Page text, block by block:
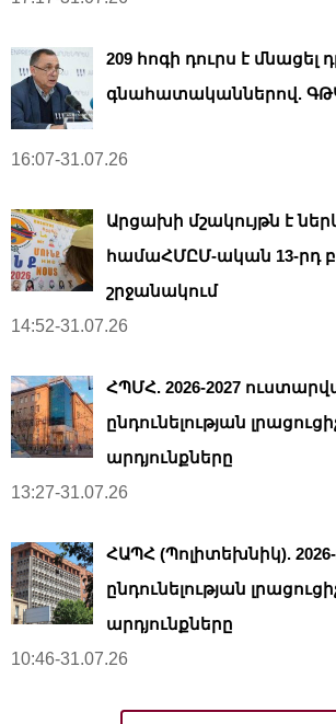
209 հոգի դուրս է մնացել
գնահատականներով.
16:07-31.07.26
Արցախի մշակույթն է
համաՀՄԸՄ-ական 13-րդ
շրջանակում
14:52-31.07.26
ՀՊՄՀ. 2026-2027
ընդունելության
արդյունքները
13:27-31.07.26
ՀԱՊՀ (Պոլիտեխնիկ).
ընդունելության
արդյունքները
10:46-31.07.26